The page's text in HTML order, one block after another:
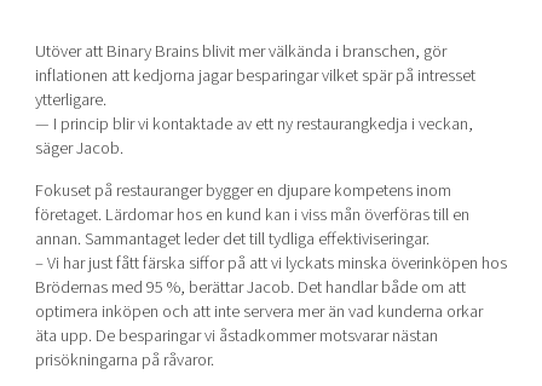
Utöver att Binary Brains blivit mer välkända i branschen, gör
inflationen att kedjorna jagar besparingar vilket spär på intresset
ytterligare.
— I princip blir vi kontaktade av ett ny restaurangkedja i veckan,
säger Jacob.
Fokuset på restauranger bygger en djupare kompetens inom
företaget. Lärdomar hos en kund kan i viss mån överföras till en
annan. Sammantaget leder det till tydliga effektiviseringar.
– Vi har just fått färska siffor på att vi lyckats minska överinköpen hos
Brödernas med 95 %, berättar Jacob. Det handlar både om att
optimera inköpen och att inte servera mer än vad kunderna orkar
äta upp. De besparingar vi åstadkommer motsvarar nästan
prisökningarna på råvaror.